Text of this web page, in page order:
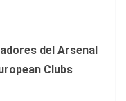
del Arsenal
Clubs